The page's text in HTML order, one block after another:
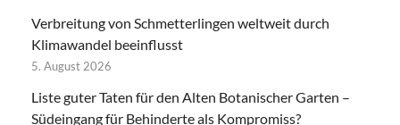
Verbreitung von Schmetterlingen weltweit durch
Klimawandel beeinflusst
5. August 2026
Liste guter Taten für den Alten Botanischer Garten –
Südeingang für Behinderte als Kompromiss?